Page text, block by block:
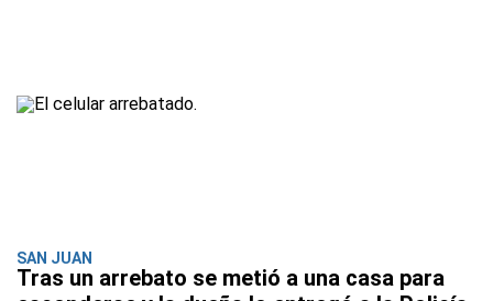
SAN JUAN
Tras un arrebato se metió a una casa para